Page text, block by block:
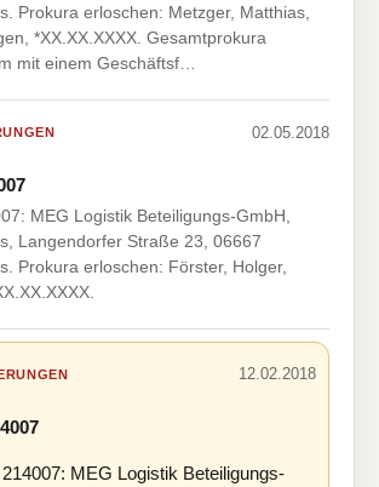
Prokura erloschen: Metzger, Matthias,
*XX.XX.XXXX. Gesamtprokura
mit einem Geschäftsf…
02.05.2018
MEG Logistik Beteiligungs-GmbH,
Langendorfer Straße 23, 06667
Prokura erloschen: Förster, Holger,
12.02.2018
MEG Logistik Beteiligungs-